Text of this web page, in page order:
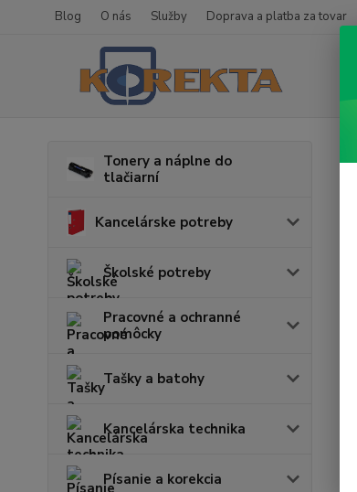
Blog O nás Služby Doprava a platba za tovar
Tonery a náplne do
tlačiarní
Kancelárske potreby
Školské potreby
Pracovné a ochranné
pomôcky
Tašky a batohy
Kancelárska technika
Písanie a korekcia